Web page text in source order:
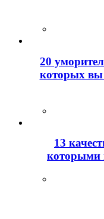
20
которых вы
13
которыми